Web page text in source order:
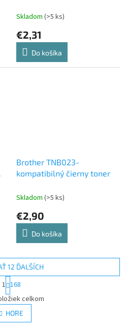
Skladom (>5 ks)
€2,31
Do košíka
Brother TNB023-
kompatibilný čierny toner
Skladom (>5 ks)
€2,90
Do košíka
O
v
l
á
12 ĎALŠÍCH
S
t
r
á
n
k
1 168
celkom
HORE